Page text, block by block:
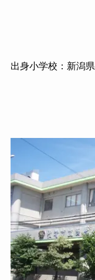
出身小学校：新潟県